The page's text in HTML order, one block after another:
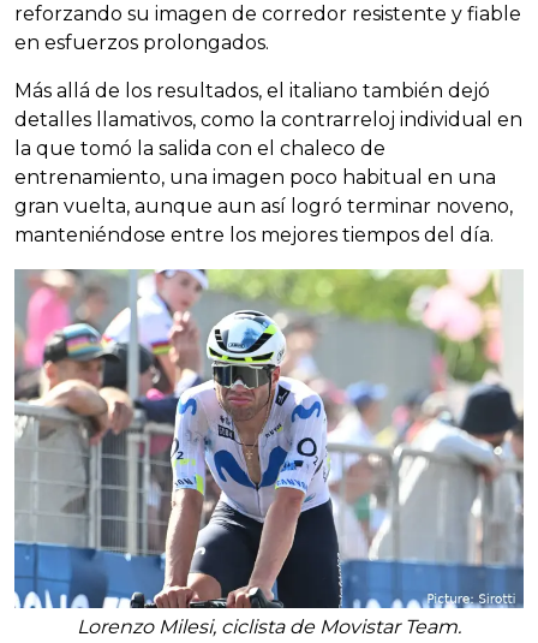
reforzando su imagen de corredor resistente y fiable
en esfuerzos prolongados.
Más allá de los resultados, el italiano también dejó
detalles llamativos, como la contrarreloj individual en
la que tomó la salida con el chaleco de
entrenamiento, una imagen poco habitual en una
gran vuelta, aunque aun así logró terminar noveno,
manteniéndose entre los mejores tiempos del día.
Lorenzo Milesi, ciclista de Movistar Team.